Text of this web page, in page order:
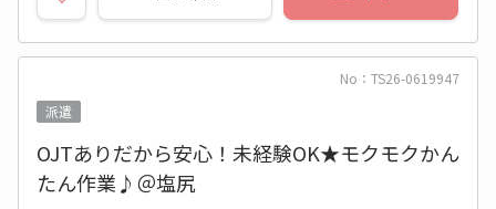
No：TS26-0619947
派遣
OJTありだから安心！未経験OK★モクモクかん
たん作業♪＠塩尻